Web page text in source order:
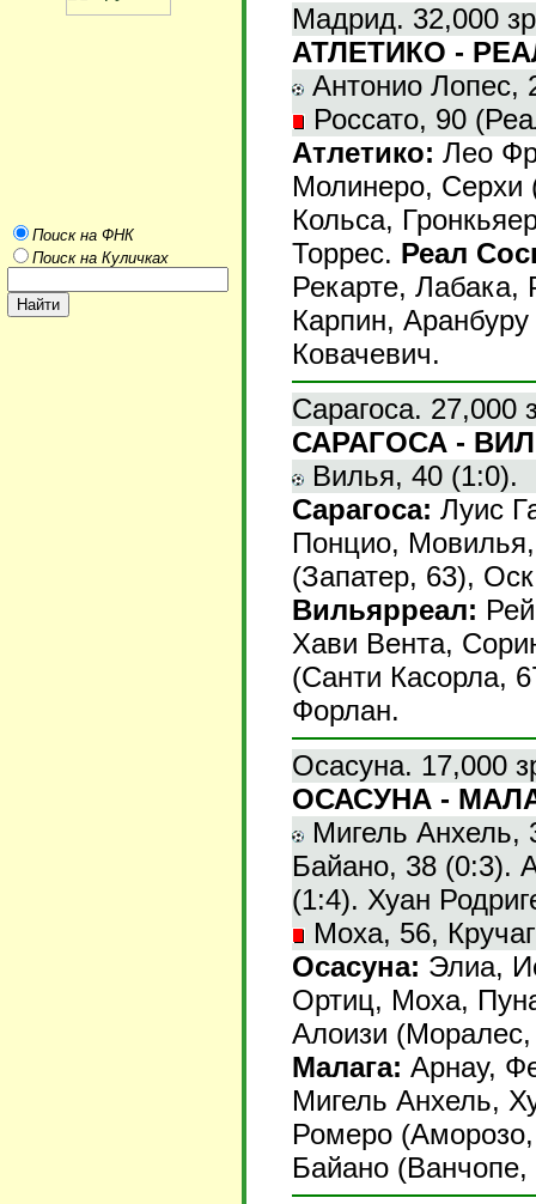
Поиск на ФНК
Поиск на Куличках
Мадрид. 32,000
АТЛЕТИКО -
Антонио Лопес,
Россато, 90
Атлетико: Лео
Молинеро, Серхи
Кольса,
Торрес. Реал
Рекарте, Лабака,
Карпин,
Ковачевич.
Сарагоса. 27,000
САРАГОСА -
Вилья, 40 (1:0).
Сарагоса: Луис
Понцио,
(Запатер, 63),
Вильярреал:
Хави Вента,
(Санти Касорла,
Форлан.
Осасуна. 17,000
ОСАСУНА -
Мигель Анхель,
Байано, 38 (0:3).
(1:4). Хуан
Моха, 56,
Осасуна: Элиа,
Ортиц, Моха,
Алоизи
Малага: Арнау,
Мигель Анхель,
Ромеро
Байано (Ванчопе,